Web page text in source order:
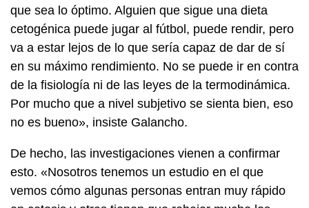
que sea lo óptimo. Alguien que sigue una dieta
cetogénica puede jugar al fútbol, puede rendir, pero
va a estar lejos de lo que sería capaz de dar de sí
en su máximo rendimiento. No se puede ir en contra
de la fisiología ni de las leyes de la termodinámica.
Por mucho que a nivel subjetivo se sienta bien, eso
no es bueno», insiste Galancho.
De hecho, las investigaciones vienen a confirmar
esto. «Nosotros tenemos un estudio en el que
vemos cómo algunas personas entran muy rápido